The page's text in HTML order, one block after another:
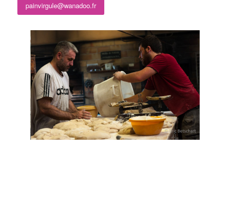
painvirgule@wanadoo.fr